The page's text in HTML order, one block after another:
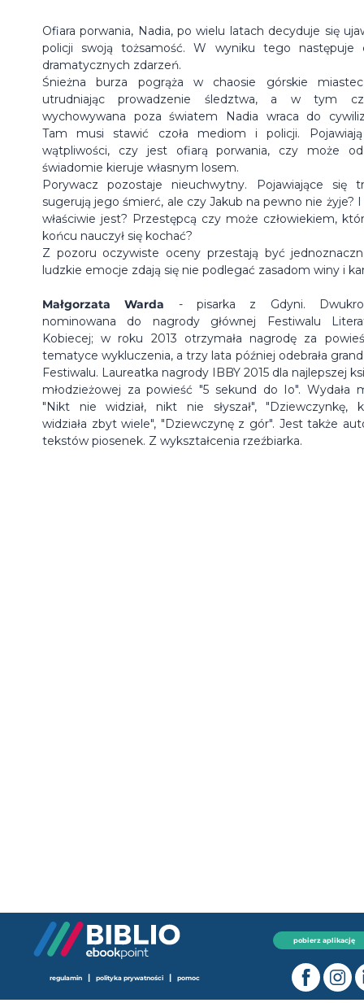
Ofiara porwania, Nadia, po wielu latach decyduje się
policji swoją tożsamość. W wyniku tego następuje
dramatycznych zdarzeń.
Śnieżna burza pogrąża w chaosie górskie
utrudniając prowadzenie śledztwa, a w tym
wychowywana poza światem Nadia wraca do
Tam musi stawić czoła mediom i policji.
wątpliwości, czy jest ofiarą porwania, czy może
świadomie kieruje własnym losem.
Porywacz pozostaje nieuchwytny. Pojawiające się
sugerują jego śmierć, ale czy Jakub na pewno nie żyje?
właściwie jest? Przestępcą czy może człowiekiem,
końcu nauczył się kochać?
Z pozoru oczywiste oceny przestają być
ludzkie emocje zdają się nie podlegać zasadom winy i
Małgorzata Warda - pisarka z Gdyni.
nominowana do nagrody głównej Festiwalu
Kobiecej; w roku 2013 otrzymała nagrodę za
tematyce wykluczenia, a trzy lata później odebrała
Festiwalu. Laureatka nagrody IBBY 2015 dla najlepszej
młodzieżowej za powieść "5 sekund do Io". Wydała
"Nikt nie widział, nikt nie słyszał", "Dziewczynkę,
widziała zbyt wiele", "Dziewczynę z gór". Jest także
tekstów piosenek. Z wykształcenia rzeźbiarka.
pobierz aplikację
regulamin | polityka prywatności | pomoc